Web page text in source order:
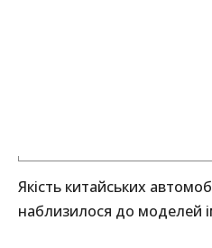
Якість китайських
наблизилося до моделей